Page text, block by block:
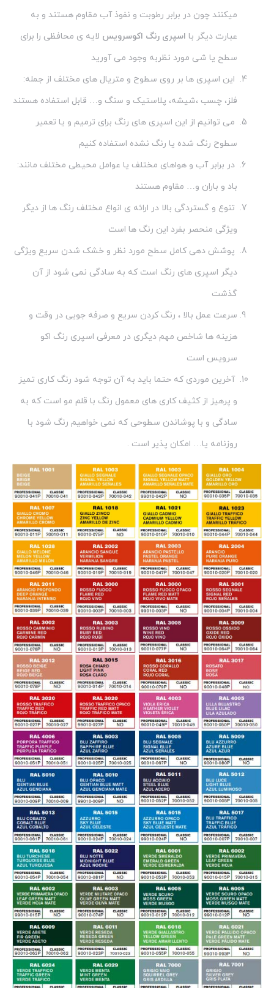
میکنند چون در برابر رطوبت و نفوذ آب مقاوم هستند و به
عبارت دیگر با اسپری رنگ اکوسرویس لایه ی محافظی را برای
سطح یا شی مورد نظربه وجود می آورید
این اسپری ها بر روی سطوح و متریال های مختلف از جمله:
فلز، چسب ،شیشه، پلاستیک و سنگ و… قابل استفاده هستند
می توانیم از این اسپری های رنگ برای ترمیم و یا تعمیر
سطوح رنگ شده یا رنگ نشده استفاده کنیم
در برابر آب و هواهای مختلف یا عوامل محیطی مختلف مانند:
باد و باران و… مقاوم هستند
تنوع و گستردگی بالا در ارائه ی انواع مختلف رنگ ها از دیگر
ویژگی منحصر بفرد این رنگ ها است
پوشش دهی کامل سطح مورد نظر و خشک شدن سریع ویژگی
دیگر اسپری های رنگ است که به سادگی نمی شود از آن
گذشت
سرعت عمل بالا ، رنگ کردن سریع و صرفه جویی در وقت و
هزینه ها شاخص مهم دیگری در معرفی اسپری رنگ اکو
سرویس است
آخرین موردی که حتما باید به آن توجه شود رنگ کاری تمیز
و پرهیز از کثیف کاری های معمول رنگ با قلم مو است که به
سادگی و با پوشاندن سطوحی که نمی خواهیم رنگ شود با
روزنامه یا… امکان پذیر است .